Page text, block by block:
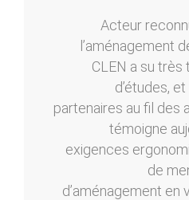
Acteur
l’aménagement
CLEN a su très
d’études,
partenaires au fil des
témoigne
exigences
de
d’aménagement en